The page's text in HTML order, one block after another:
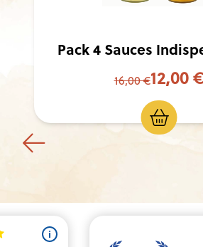
Pack 4 Sauces
16,00 €12,00